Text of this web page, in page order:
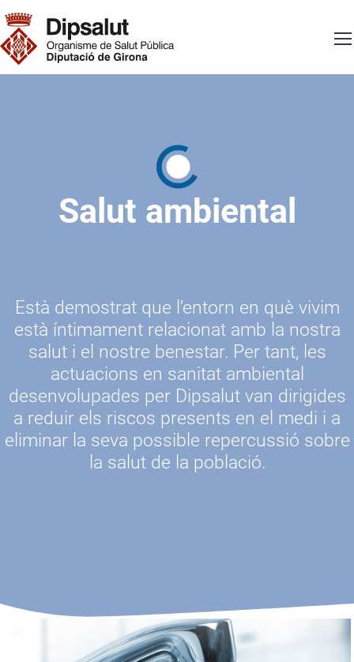
Navegació principal
Salut ambiental
Està demostrat que l’entorn en què vivim
està íntimament relacionat amb la nostra
salut i el nostre benestar. Per tant, les
actuacions en sanitat ambiental
desenvolupades per Dipsalut van dirigides
a reduir els riscos presents en el medi i a
eliminar la seva possible repercussió sobre
la salut de la població.